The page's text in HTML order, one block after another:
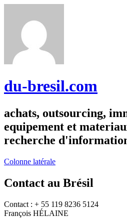
du-bresil.com
achats, outsourcing,
equipement et
recherche
Colonne latérale
Contact au Brésil
Contact : + 55 119 8236 5124
François HÉLAINE